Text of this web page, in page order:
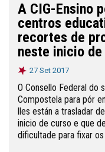
A CIG-Ensino
centros
recortes de
neste inicio
27 Set 2017
O Consello Federal do
Compostela para pór
lles están a trasladar
inicio de curso e que
dificultade para fixar